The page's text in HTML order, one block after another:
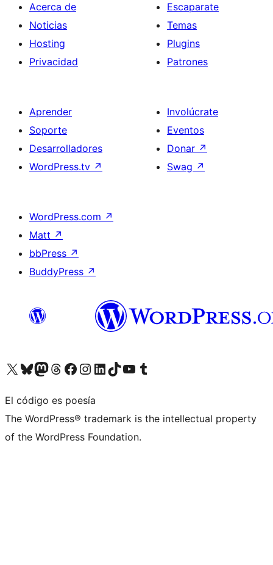
Acerca de
Noticias
Hosting
Privacidad
Escaparate
Temas
Plugins
Patrones
Aprender
Soporte
Desarrolladores
WordPress.tv ↗
Involúcrate
Eventos
Donar ↗
Swag ↗
WordPress.com ↗
Matt ↗
bbPress ↗
BuddyPress ↗
Visita nuestra cuenta de X (anteriormente Twitter)
Visita nuestra cuenta de Bluesky
Visita nuestra cuenta de Mastodon
Visita nuestra cuenta de Threads
Visita nuestra página de Facebook
Visita nuestra cuenta de Instagram
Visita nuestra cuenta de LinkedIn
Visita nuestra cuenta de TikTok
Visita nuestro canal de YouTube
Visita nuestra cuenta de Tumblr
El código es poesía
The WordPress® trademark is the intellectual property
of the WordPress Foundation.